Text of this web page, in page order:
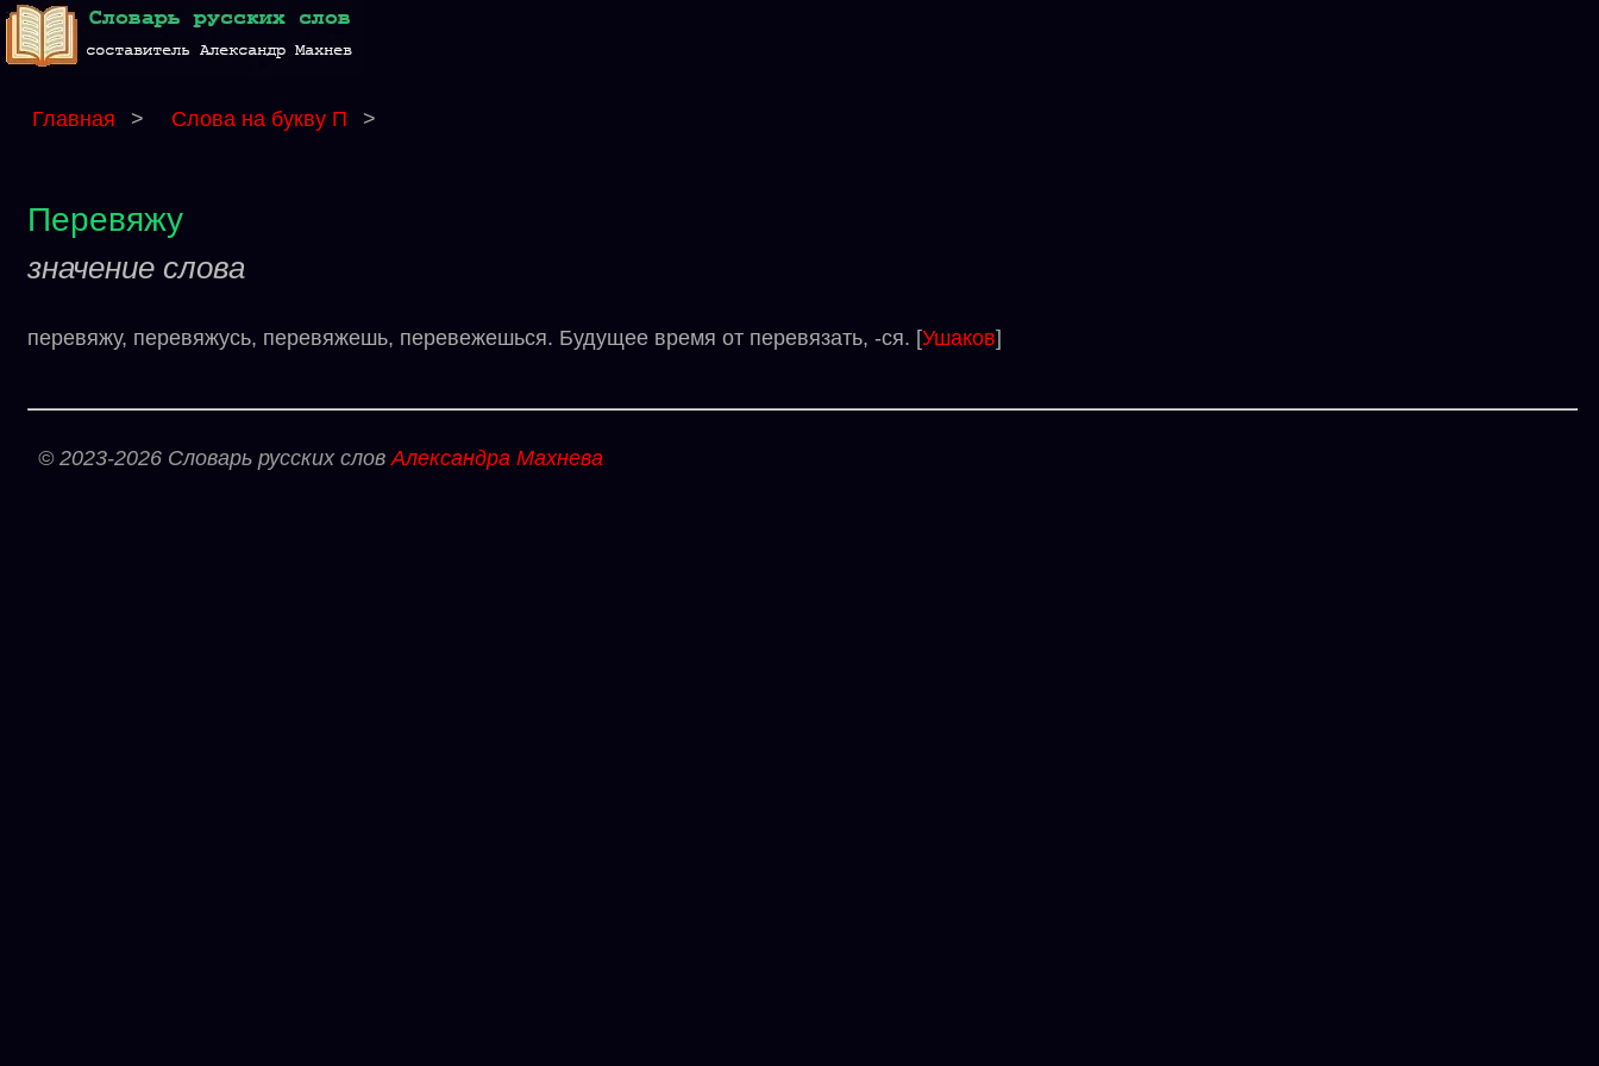
Главная > Слова на букву П >
Перевяжу
значение слова
перевяжу, перевяжусь, перевяжешь, перевежешься. Будущее время от перевязать, -ся. [Ушаков]
© 2023-2026 Словарь русских словАлександра Махнева